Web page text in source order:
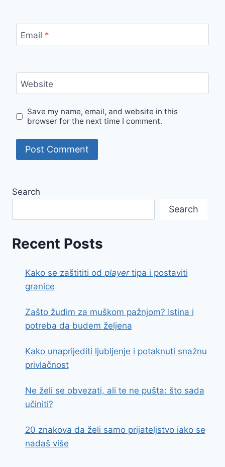
Email *
Website
Save my name, email, and website in this
browser for the next time I comment.
Search
Search
Recent Posts
Kako se zaštititi od playertipa i postaviti
granice
Zašto žudim za muškom pažnjom? Istina i
potreba da budem željena
Kako unaprijediti ljubljenje i potaknuti snažnu
privlačnost
Ne želi se obvezati, ali te ne pušta: što sada
učiniti?
20 znakova da želi samo prijateljstvo iako se
nadaš više